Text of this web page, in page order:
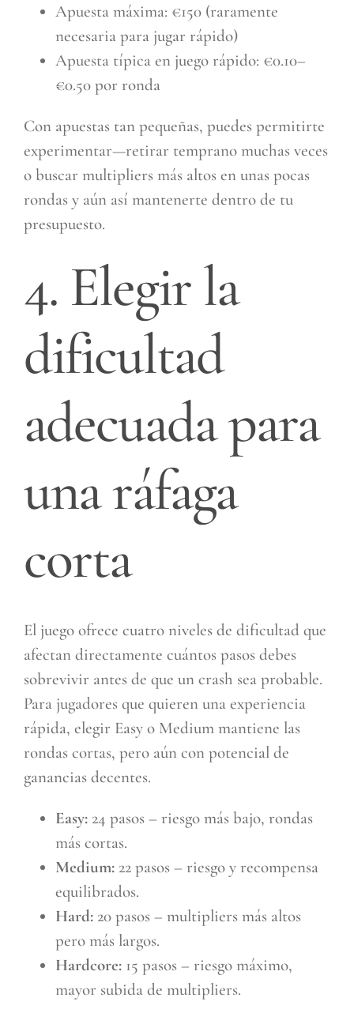
Apuesta máxima: €150 (raramente
necesaria para jugar rápido)
Apuesta típica en juego rápido: €0.10–
€0.50 por ronda
Con apuestas tan pequeñas, puedes permitirte
experimentar—retirar temprano muchas veces
o buscar multipliers más altos en unas pocas
rondas y aún así mantenerte dentro de tu
presupuesto.
4. Elegir la
dificultad
adecuada para
una ráfaga
corta
El juego ofrece cuatro niveles de dificultad que
afectan directamente cuántos pasos debes
sobrevivir antes de que un crash sea probable.
Para jugadores que quieren una experiencia
rápida, elegir Easy o Medium mantiene las
rondas cortas, pero aún con potencial de
ganancias decentes.
Easy: 24 pasos – riesgo más bajo, rondas
más cortas.
Medium: 22 pasos – riesgo y recompensa
equilibrados.
Hard: 20 pasos – multipliers más altos
pero más largos.
Hardcore: 15 pasos – riesgo máximo,
mayor subida de multipliers.